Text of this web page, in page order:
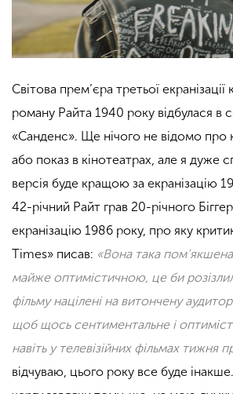
Світова прем’єра третьої екранізації
роману Райта 1940 року відбулася в
«Санденс». Ще нічого не відомо про
або показ в кінотеатрах, але я дуже
версія буде кращою за екранізацію
42-річний Райт грав 20-річного
екранізацію 1986 року, про яку
Times» писав: «Вона така
майже оптимістичною, це би
фільму націлені на витончену
щоб щось сентиментальне і
навіть у телевізійних фільмах тижня
відчуваю, цього року все буде